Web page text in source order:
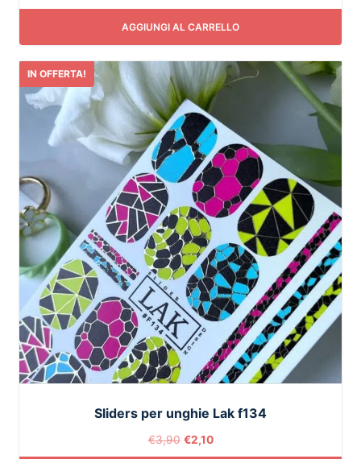
AGGIUNGI AL CARRELLO
IN OFFERTA!
Sliders per unghie Lak f134
€3,90 €2,10